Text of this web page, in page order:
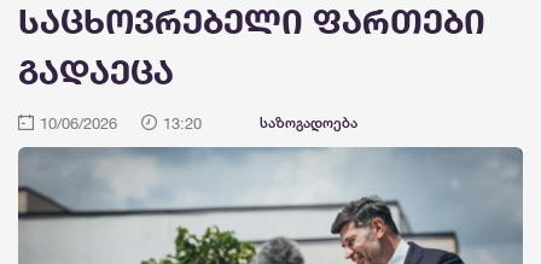
საცხოვრებელი ფართები
გადაეცა
10/06/2026 13:20 საზოგადოება